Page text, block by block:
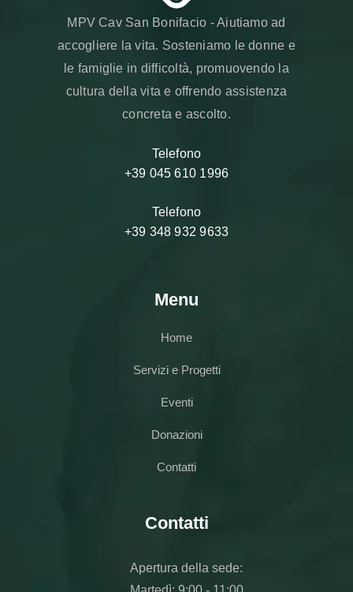
MPV Cav San Bonifacio - Aiutiamo ad
accogliere la vita. Sosteniamo le donne e
le famiglie in difficoltà, promuovendo la
cultura della vita e offrendo assistenza
concreta e ascolto.
Telefono
+39 045 610 1996
Telefono
+39 348 932 9633
Menu
Home
Servizi e Progetti
Eventi
Donazioni
Contatti
Contatti
Apertura della sede: